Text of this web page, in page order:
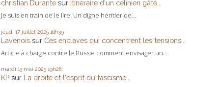
christian Durante sur Itinéraire d'un célinien gâté...
Je suis en train de le lire. Un digne héritier de...
jeudi 17 juillet 2025 16h39
Lavenois sur Ces enclaves qui concentrent les tensions...
Article à charge contre le Russie comment envisager un...
mardi 13 mai 2025 19h28
KP sur La droite et l'esprit du fascisme...